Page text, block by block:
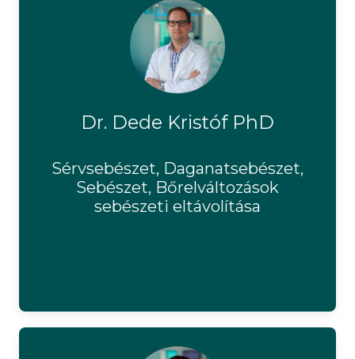
Dr. Dede Kristóf PhD
Sérvsebészet, Daganatsebészet,
Sebészet, Bőrelváltozások
sebészeti eltávolítása